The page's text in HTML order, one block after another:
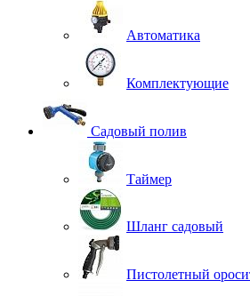
Автоматика
Комплектующие
Садовый полив
Таймер
Шланг садовый
Пистолетный